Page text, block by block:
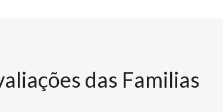
das Familias